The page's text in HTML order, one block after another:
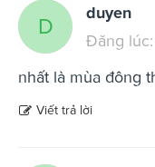
D
duyen
Đăng
nhất là mùa đông
Viết trả lời